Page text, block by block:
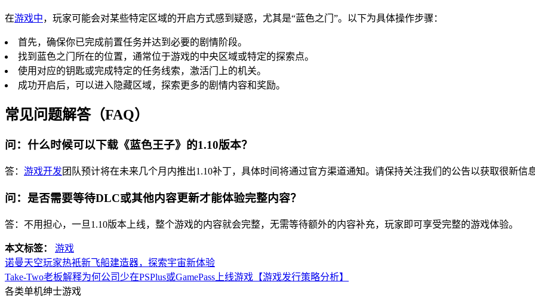
在游戏中，玩家可能会对某些特定区域的开启方式感到疑惑，尤其是“蓝色之门”。以下为具体操作步骤：
首先，确保你已完成前置任务并达到必要的剧情阶段。
找到蓝色之门所在的位置，通常位于游戏的中央区域或特定的探索点。
使用对应的钥匙或完成特定的任务线索，激活门上的机关。
成功开启后，可以进入隐藏区域，探索更多的剧情内容和奖励。
常见问题解答（FAQ）
问：什么时候可以下载《蓝色王子》的1.10版本？
答： 游戏开发 团队预计将在未来几个月内推出1.10补丁，具体时间将通过官方渠道通知。请保持关注我们的公告以获取很新信
问：是否需要等待DLC或其他内容更新才能体验完整内容？
答：不用担心，一旦1.10版本上线，整个游戏的内容就会完整，无需等待额外的内容补充，玩家即可享受完整的游戏体验。
本文标签：
游戏
诺曼天空玩家热衹新飞船建造器，探索宇宙新体验
Take-Two老板解释为何公司少在PSPlus或GamePass上线游戏【游戏发行策略分析】
各类单机绅士游戏